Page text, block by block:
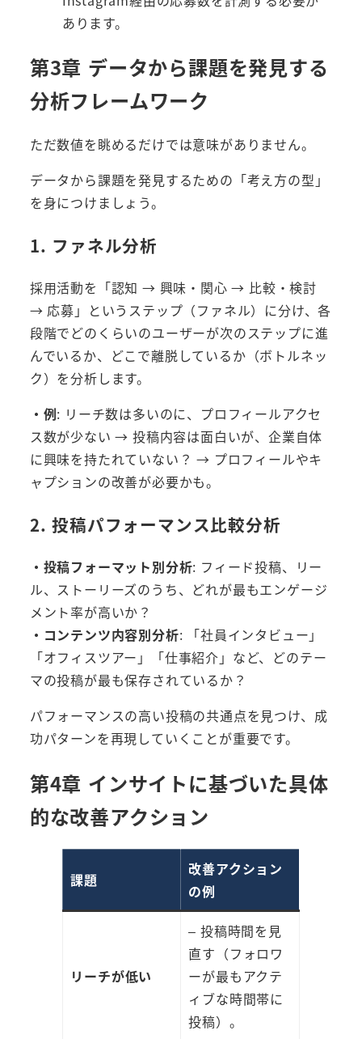
あります。
第3章 データから課題を発見する
分析フレームワーク
ただ数値を眺めるだけでは意味がありません。
データから課題を発見するための「考え方の型」
を身につけましょう。
1. ファネル分析
採用活動を「認知 → 興味・関心 → 比較・検討
→ 応募」というステップ（ファネル）に分け、各
段階でどのくらいのユーザーが次のステップに進
んでいるか、どこで離脱しているか（ボトルネッ
ク）を分析します。
・例: リーチ数は多いのに、プロフィールアクセ
ス数が少ない → 投稿内容は面白いが、企業自体
に興味を持たれていない？ → プロフィールやキ
ャプションの改善が必要かも。
2. 投稿パフォーマンス比較分析
・投稿フォーマット別分析: フィード投稿、リー
ル、ストーリーズのうち、どれが最もエンゲージ
メント率が高いか？
・コンテンツ内容別分析: 「社員インタビュー」
「オフィスツアー」「仕事紹介」など、どのテー
マの投稿が最も保存されているか？
パフォーマンスの高い投稿の共通点を見つけ、成
功パターンを再現していくことが重要です。
第4章 インサイトに基づいた具体
的な改善アクション
課題
改善アクション
の例
リーチが低い
– 投稿時間を見
直す（フォロワ
ーが最もアクテ
ィブな時間帯に
投稿）。